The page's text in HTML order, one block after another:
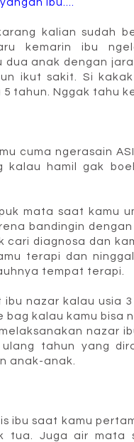
kalian sudah
kemarin ibu
dua anak dengan
ikut sakit. Si
tahun. Nggak tahu
cuma ngerasain
kalau hamil gak
mata saat kamu
bandingin
cari diagnosa dan
terapi dan
tempat terapi.
ibu nazar kalau usia
bag kalau kamu bisa
nazar
tahun yang
anak-anak.
ibu saat kamu
tua. Juga air mata